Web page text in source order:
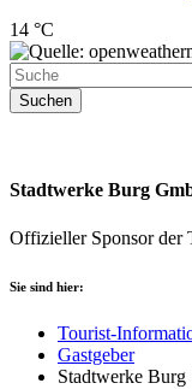
14 °C
Suchen
Stadtwerke Burg
Offizieller Sponsor der
Sie sind hier:
Tourist-
Gastgeber
Stadtwerke Burg